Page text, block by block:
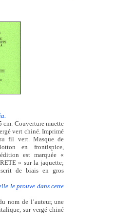
cm. Couverture muette
vert chiné. Imprimé
fil vert. Masque de
en frontispice,
est marquée «
» sur la jaquette;
de biais en gros
le prouve dans cette
nom de l’auteur, une
sur vergé chiné